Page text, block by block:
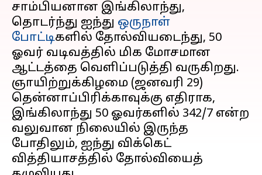
சாம்பியனான இங்கிலாந்து,
தொடர்ந்து ஐந்து ஒருநாள்
போட்டிகளில் தோல்வியடைந்து, 50
ஓவர் வடிவத்தில் மிக மோசமான
ஆட்டத்தை வெளிப்படுத்தி வருகிறது.
ஞாயிற்றுக்கிழமை (ஜனவரி 29)
தென்னாப்பிரிக்காவுக்கு எதிராக,
இங்கிலாந்து 50 ஓவர்களில் 342/7 என்ற
வலுவான நிலையில் இருந்த
போதிலும், ஐந்து விக்கெட்
வித்தியாசத்தில் தோல்வியைத்